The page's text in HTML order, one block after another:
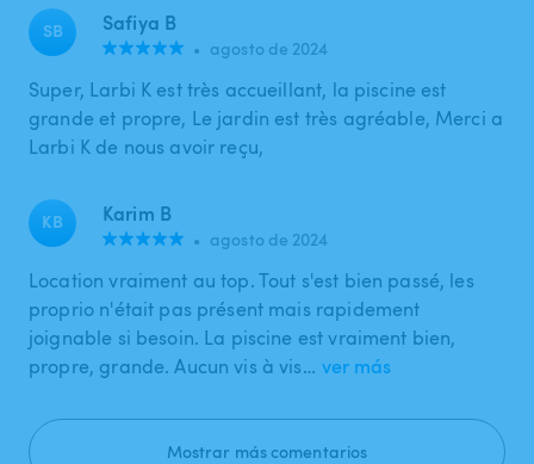
SB Safiya B
• agosto de 2024
Super, Larbi K est très accueillant, la piscine est
grande et propre, Le jardin est très agréable, Merci a
Larbi K de nous avoir reçu,
KB Karim B
• agosto de 2024
Location vraiment au top. Tout s'est bien passé, les
proprio n'était pas présent mais rapidement
joignable si besoin. La piscine est vraiment bien,
propre, grande. Aucun vis à vis… ver más
Mostrar más comentarios